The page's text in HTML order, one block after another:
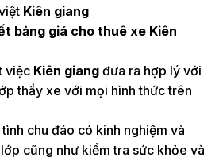
Kiên giang
bảng giá cho thuê xe Kiên
việc Kiên giang đưa ra hợp lý với
thầy xe với mọi hình thức trên
chu đáo có kinh nghiệm và
cũng như kiểm tra sức khỏe và